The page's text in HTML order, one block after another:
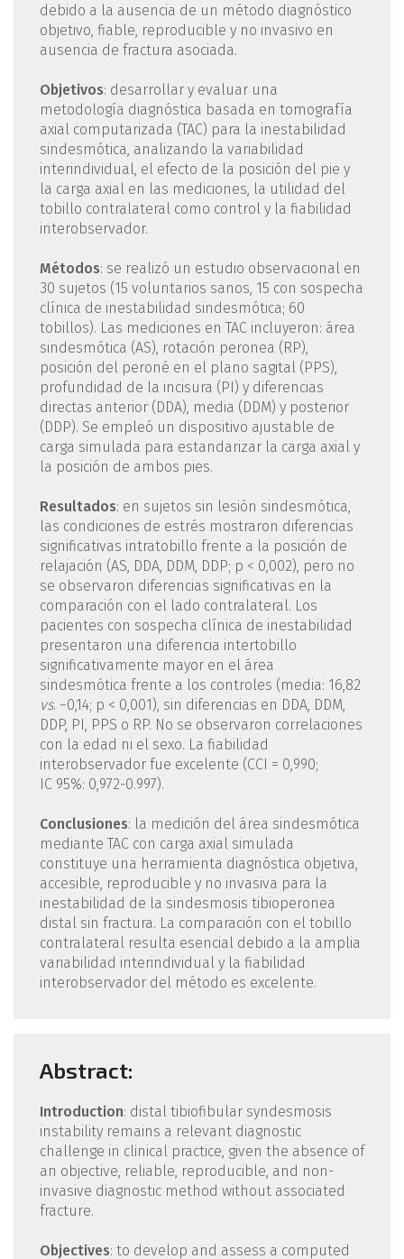
debido a la ausencia de un método diagnóstico
objetivo, fiable, reproducible y no invasivo en
ausencia de fractura asociada.
Objetivos: desarrollar y evaluar una
metodología diagnóstica basada en tomografía
axial computarizada (TAC) para la inestabilidad
sindesmótica, analizando la variabilidad
interindividual, el efecto de la posición del pie y
la carga axial en las mediciones, la utilidad del
tobillo contralateral como control y la fiabilidad
interobservador.
Métodos: se realizó un estudio observacional en
30 sujetos (15 voluntarios sanos, 15 con sospecha
clínica de inestabilidad sindesmótica; 60
tobillos). Las mediciones en TAC incluyeron: área
sindesmótica (AS), rotación peronea (RP),
posición del peroné en el plano sagital (PPS),
profundidad de la incisura (PI) y diferencias
directas anterior (DDA), media (DDM) y posterior
(DDP). Se empleó un dispositivo ajustable de
carga simulada para estandarizar la carga axial y
la posición de ambos pies.
Resultados: en sujetos sin lesión sindesmótica,
las condiciones de estrés mostraron diferencias
significativas intratobillo frente a la posición de
relajación (AS, DDA, DDM, DDP; p < 0,002), pero no
se observaron diferencias significativas en la
comparación con el lado contralateral. Los
pacientes con sospecha clínica de inestabilidad
presentaron una diferencia intertobillo
significativamente mayor en el área
sindesmótica frente a los controles (media: 16,82
vs. −0,14; p < 0,001), sin diferencias en DDA, DDM,
DDP, PI, PPS o RP. No se observaron correlaciones
con la edad ni el sexo. La fiabilidad
interobservador fue excelente (CCI = 0,990;
IC 95%: 0,972-0.997).
Conclusiones: la medición del área sindesmótica
mediante TAC con carga axial simulada
constituye una herramienta diagnóstica objetiva,
accesible, reproducible y no invasiva para la
inestabilidad de la sindesmosis tibioperonea
distal sin fractura. La comparación con el tobillo
contralateral resulta esencial debido a la amplia
variabilidad interindividual y la fiabilidad
interobservador del método es excelente.
Abstract:
Introduction: distal tibiofibular syndesmosis
instability remains a relevant diagnostic
challenge in clinical practice, given the absence of
an objective, reliable, reproducible, and non-
invasive diagnostic method without associated
fracture.
Objectives: to develop and assess a computed